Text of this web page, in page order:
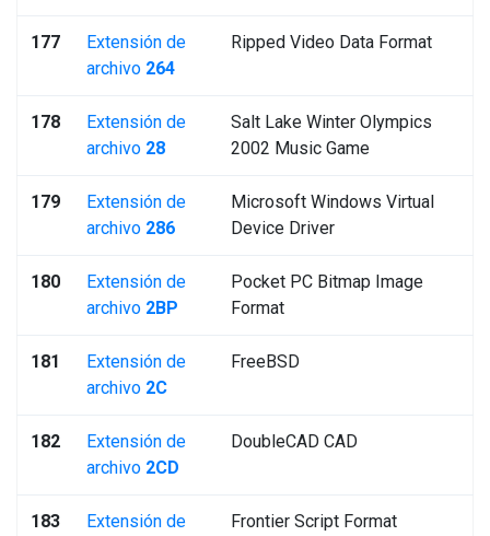
177
Extensión de
archivo 264
Ripped Video Data Format
178
Extensión de
archivo 28
Salt Lake Winter Olympics
2002 Music Game
179
Extensión de
archivo 286
Microsoft Windows Virtual
Device Driver
180
Extensión de
archivo 2BP
Pocket PC Bitmap Image
Format
181
Extensión de
archivo 2C
FreeBSD
182
Extensión de
archivo 2CD
DoubleCAD CAD
183
Extensión de
Frontier Script Format